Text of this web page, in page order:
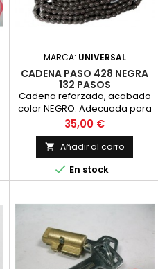
MARCA: UNIVERSAL
CADENA PASO 428 NEGRA
132 PASOS
Cadena reforzada, acabado
color NEGRO. Adecuada para
aplicaciones
especificas:motocross, trial, e
Precio
35,00 €
 Añadir al carro
 En stock